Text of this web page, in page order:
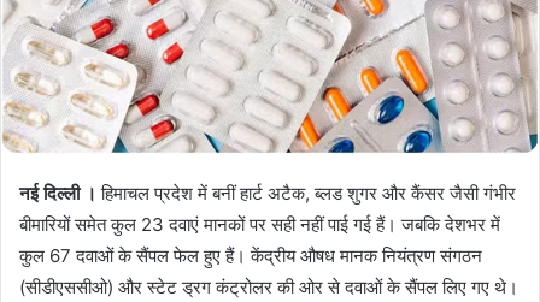
नई दिल्ली । हिमाचल प्रदेश में बनीं हार्ट अटैक, ब्लड शुगर और कैंसर जैसी गंभीर
बीमारियों समेत कुल 23 दवाएं मानकों पर सही नहीं पाई गई हैं। जबकि देशभर में
कुल 67 दवाओं के सैंपल फेल हुए हैं। केंद्रीय औषध मानक नियंत्रण संगठन
(सीडीएससीओ) और स्टेट ड्रग कंट्रोलर की ओर से दवाओं के सैंपल लिए गए थे।